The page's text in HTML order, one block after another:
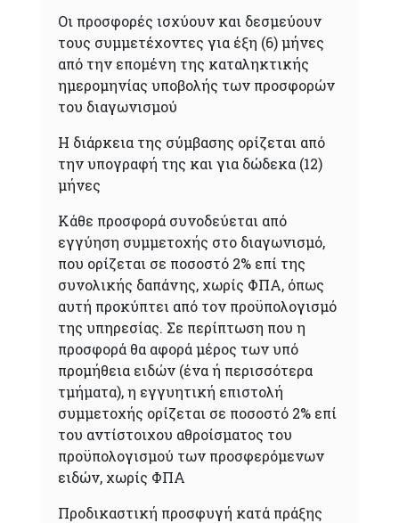
Οι προσφορές ισχύουν και δεσμεύουν
τους συμμετέχοντες για έξη (6) μήνες
από την επομένη της καταληκτικής
ημερομηνίας υποβολής των προσφορών
του διαγωνισμού
Η διάρκεια της σύμβασης ορίζεται από
την υπογραφή της και για δώδεκα (12)
μήνες
Κάθε προσφορά συνοδεύεται από
εγγύηση συμμετοχής στο διαγωνισμό,
που ορίζεται σε ποσοστό 2% επί της
συνολικής δαπάνης, χωρίς ΦΠΑ, όπως
αυτή προκύπτει από τον προϋπολογισμό
της υπηρεσίας. Σε περίπτωση που η
προσφορά θα αφορά μέρος των υπό
προμήθεια ειδών (ένα ή περισσότερα
τμήματα), η εγγυητική επιστολή
συμμετοχής ορίζεται σε ποσοστό 2% επί
του αντίστοιχου αθροίσματος του
προϋπολογισμού των προσφερόμενων
ειδών, χωρίς ΦΠΑ
Προδικαστική προσφυγή κατά πράξης